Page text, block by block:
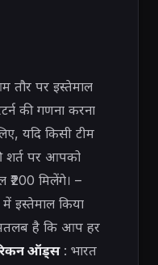
तौर पर इस्तेमाल
की गणना करना
यदि किसी टीम
शर्त पर आपको
₹200 मिलेंगे। –
इस्तेमाल किया
मतलब है कि आप हर
ऑड्स: भारत